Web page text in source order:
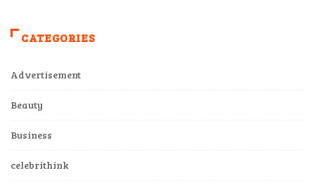
CATEGORIES
Advertisement
Beauty
Business
celebrithink